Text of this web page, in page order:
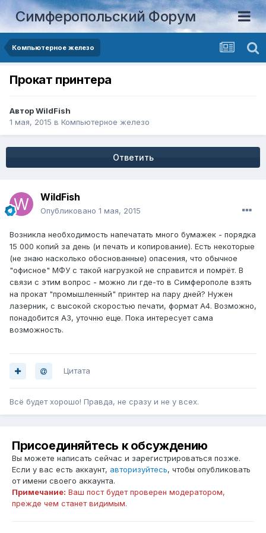
Симферопольский Форум
Компьютерное железо
Прокат принтера
АвторWildFish
1 мая, 2015 в Компьютерное железо
Ответить
WildFish
Опубликовано 1 мая, 2015
Возникла необходимость напечатать много бумажек - порядка
15 000 копий за день (и печать и копирование). Есть некоторые
(не знаю насколько обоснованные) опасения, что обычное
"офисное" МФУ с такой нагрузкой не справится и помрёт. В
связи с этим вопрос - можно ли где-то в Симферополе взять
на прокат "промышленный" принтер на пару дней? Нужен
лазерник, с высокой скоростью печати, формат А4. Возможно,
понадобится А3, уточню еще. Пока интересует сама
возможность.
Цитата
Всё будет хорошо! Правда, не сразу и не у всех.
Присоединяйтесь к обсуждению
Вы можете написать сейчас и зарегистрироваться позже.
Если у вас есть аккаунт, авторизуйтесь, чтобы опубликовать
от имени своего аккаунта.
Примечание: Ваш пост будет проверен модератором,
прежде чем станет видимым.